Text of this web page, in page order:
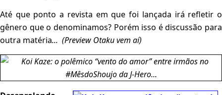
Até que ponto a revista em que foi lançada irá refletir o
gênero que o denominamos? Porém isso é discussão para
outra matéria... (Preview Otaku vem aí)